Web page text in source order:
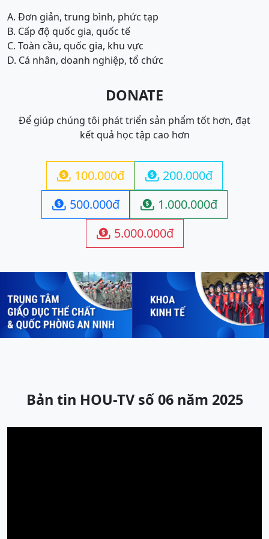
A. Đơn giản, trung bình, phức tạp
B. Cấp độ quốc gia, quốc tế
C. Toàn cầu, quốc gia, khu vực
D. Cá nhân, doanh nghiệp, tổ chức
DONATE
Để giúp chúng tôi phát triển sản phẩm tốt hơn, đạt
kết quả học tập cao hơn
 100.000đ  200.000đ
 500.000đ  1.000.000đ
 5.000.000đ
Previous Next
Bản tin HOU-TV số 06 năm 2025